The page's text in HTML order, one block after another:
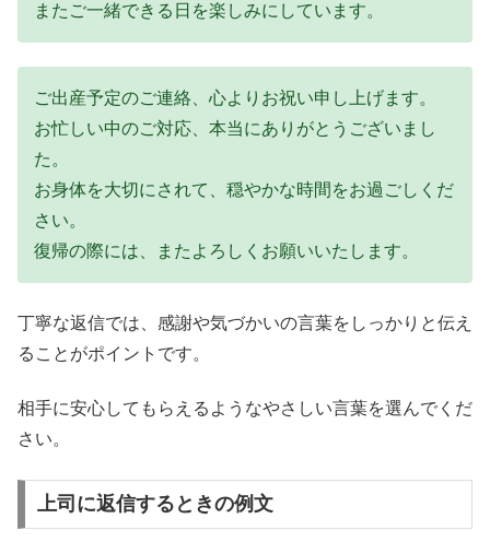
またご一緒できる日を楽しみにしています。
ご出産予定のご連絡、心よりお祝い申し上げます。
お忙しい中のご対応、本当にありがとうございまし
た。
お身体を大切にされて、穏やかな時間をお過ごしくだ
さい。
復帰の際には、またよろしくお願いいたします。
丁寧な返信では、感謝や気づかいの言葉をしっかりと伝え
ることがポイントです。
相手に安心してもらえるようなやさしい言葉を選んでくだ
さい。
上司に返信するときの例文